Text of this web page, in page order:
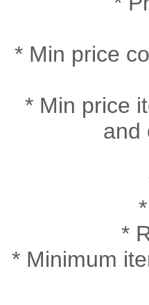
* Min price
* Min price
and
*
* Minimum